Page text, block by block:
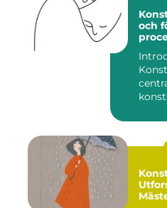
och